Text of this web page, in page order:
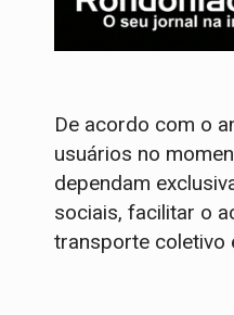
De acordo com o
usuários no
dependam
sociais, facilitar o
transporte coletivo